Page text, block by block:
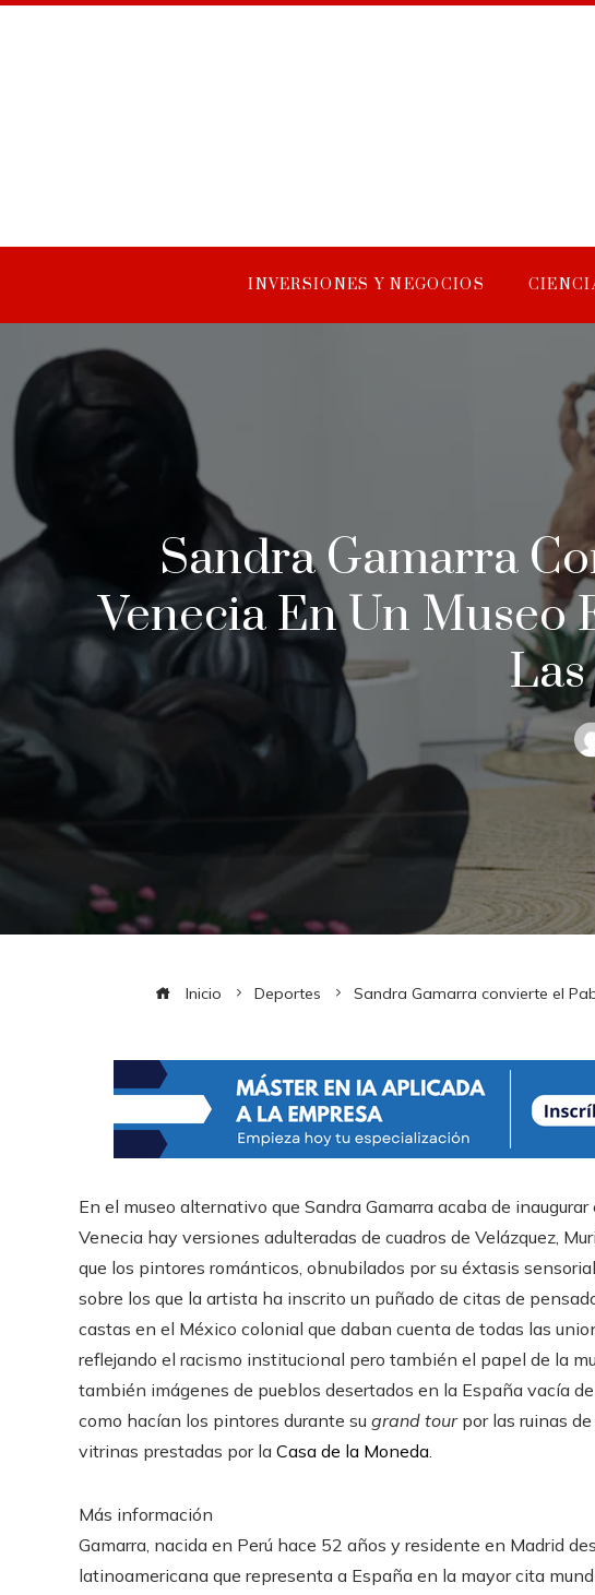
INVERSIONES Y NEGOCIOS
Sandra Gamarra
Venecia En Un
Inicio Deportes Sandra Gamarra convierte el
En el museo alternativo que Sandra Gamarra acaba de
Venecia hay versiones adulteradas de cuadros de Velázquez,
que los pintores románticos, obnubilados por su éxtasis
sobre los que la artista ha inscrito un puñado de citas de
castas en el México colonial que daban cuenta de todas las
reflejando el racismo institucional pero también el papel de la
también imágenes de pueblos desertados en la España vacía
como hacían los pintores durante su grand tourpor las ruinas de
vitrinas prestadas por la Casa de la Moneda.
Más información
Gamarra, nacida en Perú hace 52 años y residente en Madrid
latinoamericana que representa a España en la mayor cita